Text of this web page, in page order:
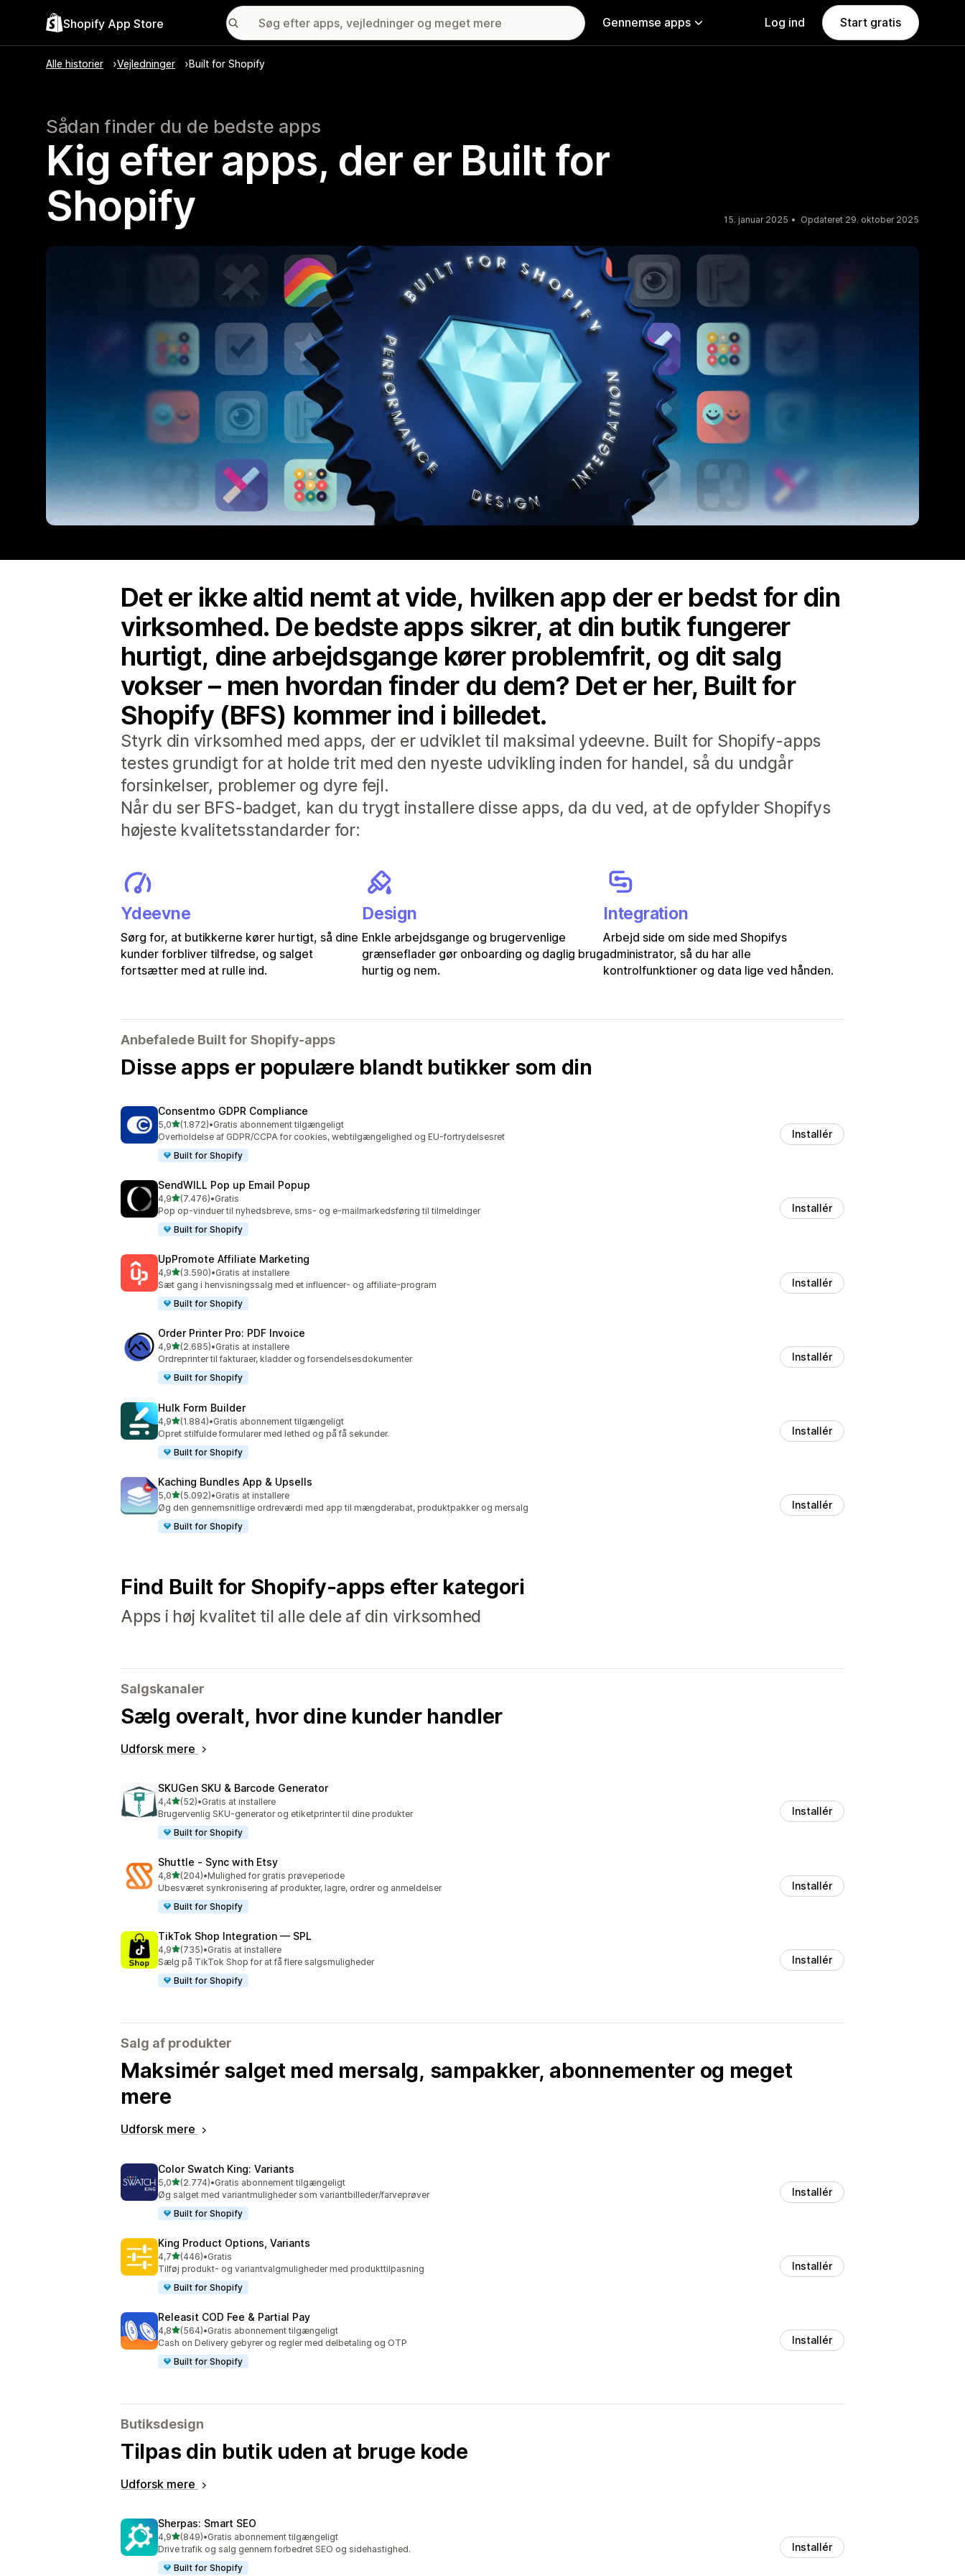
Shopify App Store Gennemse apps Log ind Start gratis
Alle historier Vejledninger Built for Shopify
Sådan finder du de bedste apps
Kig efter apps, der er Built for
Shopify
15. januar 2025 Opdateret 29. oktober 2025
Det er ikke altid nemt at vide, hvilken app der er bedst for din
virksomhed. De bedste apps sikrer, at din butik fungerer
hurtigt, dine arbejdsgange kører problemfrit, og dit salg
vokser – men hvordan finder du dem? Det er her, Built for
Shopify (BFS) kommer ind i billedet.
Styrk din virksomhed med apps, der er udviklet til maksimal ydeevne. Built for Shopify-apps
testes grundigt for at holde trit med den nyeste udvikling inden for handel, så du undgår
forsinkelser, problemer og dyre fejl.
Når du ser BFS-badget, kan du trygt installere disse apps, da du ved, at de opfylder Shopifys
højeste kvalitetsstandarder for:
Ydeevne
Sørg for, at butikkerne kører hurtigt, så dine
kunder forbliver tilfredse, og salget
fortsætter med at rulle ind.
Design
Enkle arbejdsgange og brugervenlige
grænseflader gør onboarding og daglig brug
hurtig og nem.
Integration
Arbejd side om side med Shopifys
administrator, så du har alle
kontrolfunktioner og data lige ved hånden.
Anbefalede Built for Shopify-apps
Disse apps er populære blandt butikker som din
Consentmo GDPR Compliance
5,0ud af 5 stjerner
(1.872)
1872 anmeldelser i alt
•Gratis abonnement tilgængeligt
Overholdelse af GDPR/CCPA for cookies, webtilgængelighed og EU-fortrydelsesret
Built for Shopify
Installér
SendWILL Pop up Email Popup
4,9ud af 5 stjerner
(7.476)
7476 anmeldelser i alt
•Gratis
Pop op-vinduer til nyhedsbreve, sms- og e-mailmarkedsføring til tilmeldinger
Built for Shopify
Installér
UpPromote Affiliate Marketing
4,9ud af 5 stjerner
(3.590)
3590 anmeldelser i alt
•Gratis at installere
Sæt gang i henvisningssalg med et influencer- og affiliate-program
Built for Shopify
Installér
Order Printer Pro: PDF Invoice
4,9ud af 5 stjerner
(2.685)
2685 anmeldelser i alt
•Gratis at installere
Ordreprinter til fakturaer, kladder og forsendelsesdokumenter
Built for Shopify
Installér
Hulk Form Builder
4,9ud af 5 stjerner
(1.884)
1884 anmeldelser i alt
•Gratis abonnement tilgængeligt
Opret stilfulde formularer med lethed og på få sekunder.
Built for Shopify
Installér
Kaching Bundles App & Upsells
5,0ud af 5 stjerner
(5.092)
5092 anmeldelser i alt
•Gratis at installere
Øg den gennemsnitlige ordreværdi med app til mængderabat, produktpakker og mersalg
Built for Shopify
Installér
Find Built for Shopify-apps efter kategori
Apps i høj kvalitet til alle dele af din virksomhed
Salgskanaler
Sælg overalt, hvor dine kunder handler
Udforsk mere
SKUGen SKU & Barcode Generator
4,4ud af 5 stjerner
(52)
52 anmeldelser i alt
•Gratis at installere
Brugervenlig SKU-generator og etiketprinter til dine produkter
Built for Shopify
Installér
Shuttle ‑ Sync with Etsy
4,8ud af 5 stjerner
(204)
204 anmeldelser i alt
•Mulighed for gratis prøveperiode
Ubesværet synkronisering af produkter, lagre, ordrer og anmeldelser
Built for Shopify
Installér
TikTok Shop Integration — SPL
4,9ud af 5 stjerner
(735)
735 anmeldelser i alt
•Gratis at installere
Sælg på TikTok Shop for at få flere salgsmuligheder
Built for Shopify
Installér
Salg af produkter
Maksimér salget med mersalg, sampakker, abonnementer og meget
mere
Udforsk mere
Color Swatch King: Variants
5,0ud af 5 stjerner
(2.774)
2774 anmeldelser i alt
•Gratis abonnement tilgængeligt
Øg salget med variantmuligheder som variantbilleder/farveprøver
Built for Shopify
Installér
King Product Options, Variants
4,7ud af 5 stjerner
(446)
446 anmeldelser i alt
•Gratis
Tilføj produkt- og variantvalgmuligheder med produkttilpasning
Built for Shopify
Installér
Releasit COD Fee & Partial Pay
4,8ud af 5 stjerner
(564)
564 anmeldelser i alt
•Gratis abonnement tilgængeligt
Cash on Delivery gebyrer og regler med delbetaling og OTP
Built for Shopify
Installér
Butiksdesign
Tilpas din butik uden at bruge kode
Udforsk mere
Sherpas: Smart SEO
4,9ud af 5 stjerner
(849)
849 anmeldelser i alt
•Gratis abonnement tilgængeligt
Drive trafik og salg gennem forbedret SEO og sidehastighed.
Built for Shopify
Installér